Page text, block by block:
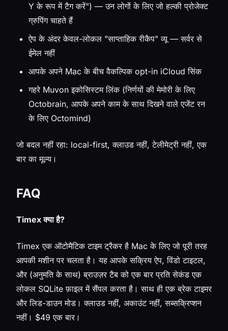
Y के रूप में टैग करें") — उन लोगों के लिए जो हल्की प्रोजेक्ट
ग्रुपिंग चाहते हैं
ऐप के अंदर केवल-लोकल "साप्ताहिक रीकैप" व्यू — सर्वर से
ईमेल नहीं
आपके अपने Mac के बीच वैकल्पिक opt-in iCloud सिंक
गहरे Muvon इकोसिस्टम लिंक (निर्णयों की मेमोरी के लिए
Octobrain, आपके अपने काम के साथ दिखने वाले एजेंट रन
के लिए Octomind)
जो बदल नहीं रहा: local-first, क्लाउड नहीं, टेलीमेट्री नहीं, एक
बार का मूल्य।
FAQ
Timex क्या है?
Timex एक ऑटोमैटिक टाइम ट्रैकर है Mac के लिए जो पूरी तरह
आपकी मशीन पर चलता है। यह आपके सक्रिय ऐप, विंडो टाइटल,
और (अनुमति के साथ) ब्राउज़र टैब को एक बार प्रति सेकंड एक
लोकल SQLite फ़ाइल में सैंपल करता है। साथ ही एक ब्रेक टाइमर
और लिड-डाउन मोड। क्लाउड नहीं, अकाउंट नहीं, सब्सक्रिप्शन
नहीं। $49 एक बार।